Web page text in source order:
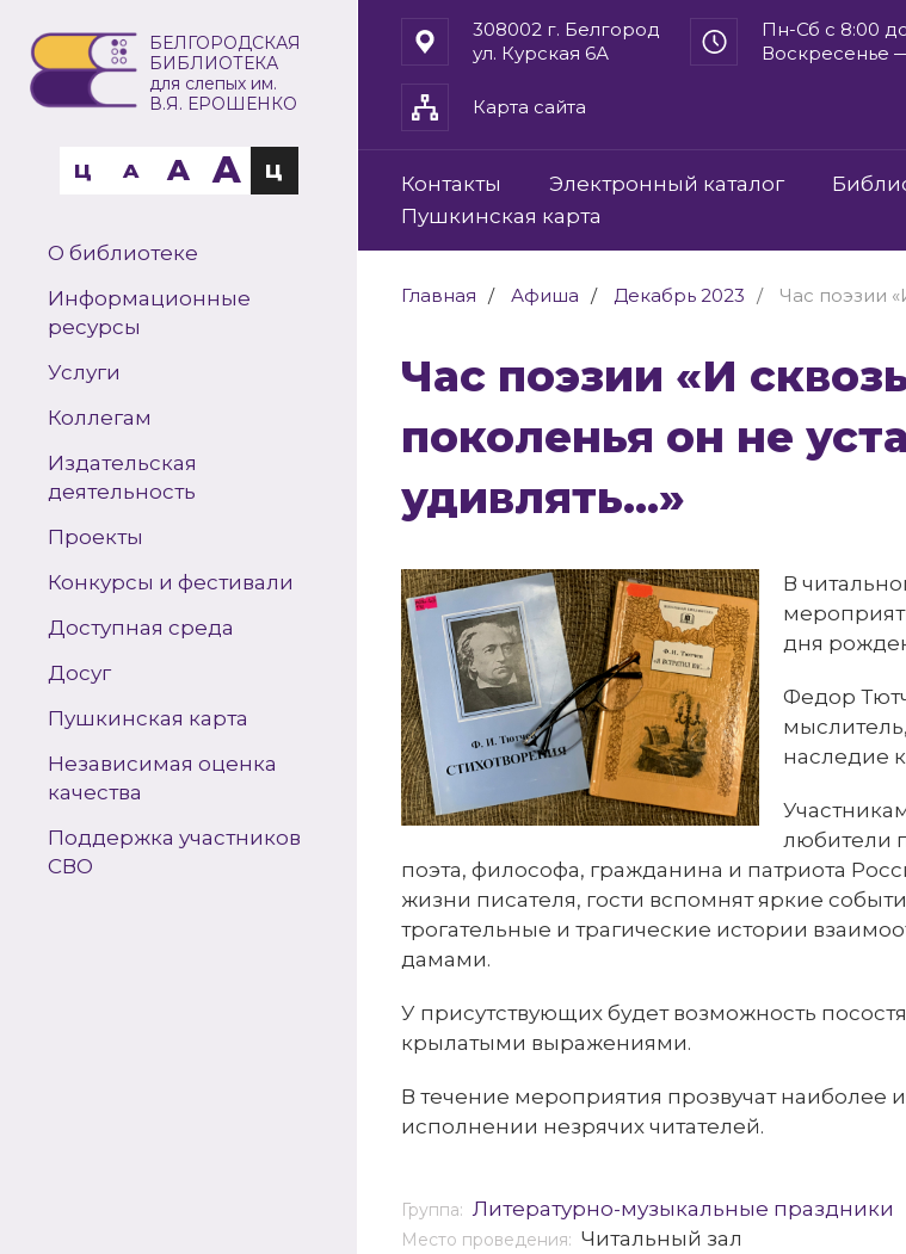
БЕЛГОРОДСКАЯ
БИБЛИОТЕКА
для слепых им.
В.Я. ЕРОШЕНКО
Ц A A A Ц
О библиотеке
Информационные
ресурсы
Услуги
Коллегам
Издательская
деятельность
Проекты
Конкурсы и фестивали
Доступная среда
Досуг
Пушкинская карта
Независимая оценка
качества
Поддержка участников
СВО
308002 г. Белгород
ул. Курская 6А
Пн-Сб с 8:00
Воскресенье
Карта сайта
Контакты Электронный каталог
Пушкинская карта
Главная Афиша Декабрь 2023 Час поэзии
Час поэзии «И сквозь века и
поколенья он не
удивлять...»
В
дня
Федор
наследие
любители
поэта, философа, гражданина и патриота
жизни писателя, гости вспомнят яркие
трогательные и трагические истории
дамами.
У присутствующих будет возможность
крылатыми выражениями.
В течение мероприятия прозвучат наиболее
исполнении незрячих читателей.
Группа: Литературно-музыкальные праздники
Место проведения: Читальный зал